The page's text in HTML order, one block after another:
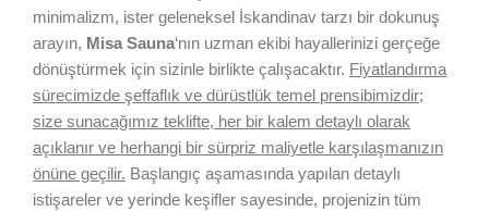
minimalizm, ister geleneksel İskandinav tarzı bir dokunuş
arayın, Misa Sauna‘nın uzman ekibi hayallerinizi gerçeğe
dönüştürmek için sizinle birlikte çalışacaktır. Fiyatlandırma
sürecimizde şeffaflık ve dürüstlük temel prensibimizdir;
size sunacağımız teklifte, her bir kalem detaylı olarak
açıklanır ve herhangi bir sürpriz maliyetle karşılaşmanızın
önüne geçilir. Başlangıç aşamasında yapılan detaylı
istişareler ve yerinde keşifler sayesinde, projenizin tüm